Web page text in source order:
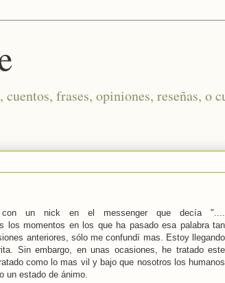
frases, opiniones, reseñas, o
con un nick en el messenger que decía "....
los momentos en los que ha pasado esa palabra tan
anteriores, sólo me confundí mas. Estoy llegando
Sin embargo, en unas ocasiones, he tratado este
como lo mas vil y bajo que nosotros los humanos
un estado de ánimo.